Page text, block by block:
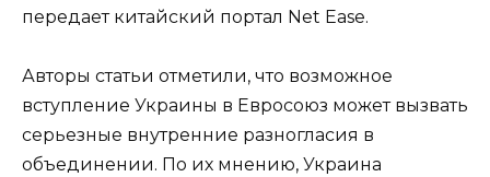
передает китайский портал Net Ease.
Авторы статьи отметили, что возможное
вступление Украины в Евросоюз может вызвать
серьезные внутренние разногласия в
объединении. По их мнению, Украина